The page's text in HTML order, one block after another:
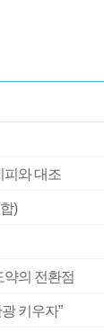
피와 대조
)
약의 전환점
키우자”